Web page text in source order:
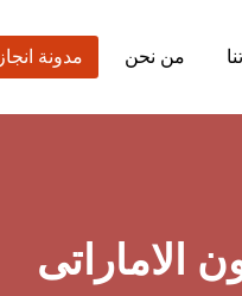
من نحن مدونة انجاز
الاماراتى